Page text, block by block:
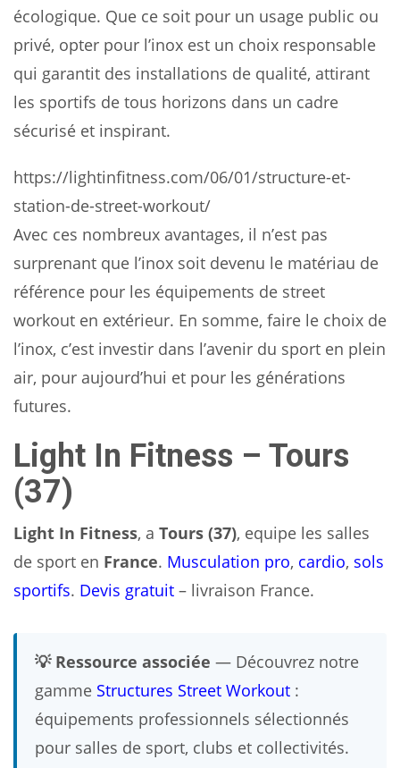
écologique. Que ce soit pour un usage public ou
privé, opter pour l’inox est un choix responsable
qui garantit des installations de qualité, attirant
les sportifs de tous horizons dans un cadre
sécurisé et inspirant.
https://lightinfitness.com/06/01/structure-et-
station-de-street-workout/
Avec ces nombreux avantages, il n’est pas
surprenant que l’inox soit devenu le matériau de
référence pour les équipements de street
workout en extérieur. En somme, faire le choix de
l’inox, c’est investir dans l’avenir du sport en plein
air, pour aujourd’hui et pour les générations
futures.
Light In Fitness – Tours
(37)
Light In Fitness, a Tours (37), equipe les salles
de sport en France. Musculation pro, cardio, sols
sportifs. Devis gratuit – livraison France.
💡 Ressource associée — Découvrez notre
gamme Structures Street Workout :
équipements professionnels sélectionnés
pour salles de sport, clubs et collectivités.